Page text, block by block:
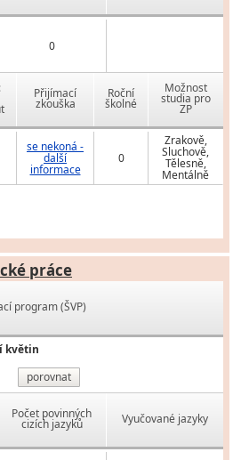
0
Přijímací
zkouška
Roční
školné
Možnost
studia pro
ZP
se nekoná -
další
informace
0
Zrakově,
Sluchově,
Tělesně,
Mentálně
práce
program (ŠVP)
květin
porovnat
Počet povinných
cizích jazyků Vyučované jazyky